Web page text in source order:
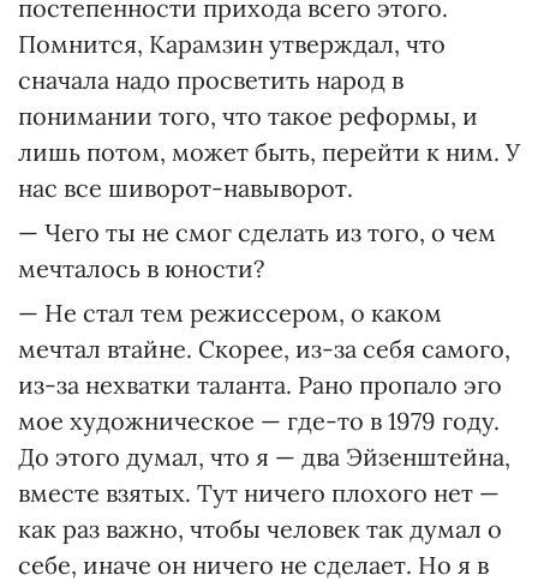
постепенности прихода всего этого.
Помнится, Карамзин утверждал, что
сначала надо просветить народ в
понимании того, что такое реформы, и
лишь потом, может быть, перейти к ним. У
нас все шиворот-навыворот.
— Чего ты не смог сделать из того, о чем
мечталось в юности?
— Не стал тем режиссером, о каком
мечтал втайне. Скорее, из-за себя самого,
из-за нехватки таланта. Рано пропало эго
мое художническое — где-то в 1979 году.
До этого думал, что я — два Эйзенштейна,
вместе взятых. Тут ничего плохого нет —
как раз важно, чтобы человек так думал о
себе, иначе он ничего не сделает. Но я в